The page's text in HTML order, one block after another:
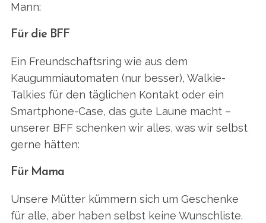
Mann:
Für die BFF
Ein Freundschaftsring wie aus dem
Kaugummiautomaten (nur besser), Walkie-
Talkies für den täglichen Kontakt oder ein
Smartphone-Case, das gute Laune macht –
unserer BFF schenken wir alles, was wir selbst
gerne hätten:
Für Mama
Unsere Mütter kümmern sich um Geschenke
für alle, aber haben selbst keine Wunschliste.